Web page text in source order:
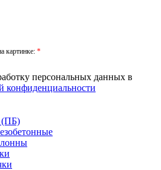
картинке: *
персональных данных в
конфиденциальности
(ПБ)